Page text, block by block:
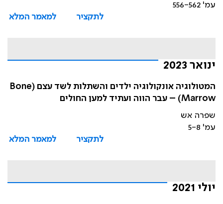
עמ' 556-562
לתקציר
למאמר המלא
ינואר 2023
המטולוגיה אונקולוגיה ילדים והשתלות לשד עצם (Bone
Marrow) – עבר הווה ועתיד למען החולים
שפרה אש
עמ' 5-8
לתקציר
למאמר המלא
יולי 2021